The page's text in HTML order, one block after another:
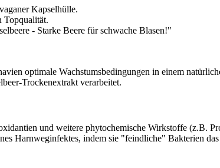
Kapselhülle.
Topqualität.
- Starke Beere für schwache Blasen!"
optimale Wachstumsbedingungen in einem
Trockenextrakt verarbeitet.
und weitere phytochemische Wirkstoffe (z.B.
Harnweginfektes, indem sie "feindliche" Bakterien